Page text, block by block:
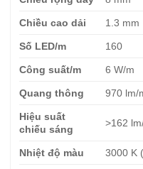
Chiều cao dải 1.3 mm
Số LED/m 160
Công suất/m 6 W/m
Quang thông 970 lm/
Hiệu suất
chiếu sáng
>162
Nhiệt độ màu 3000 K